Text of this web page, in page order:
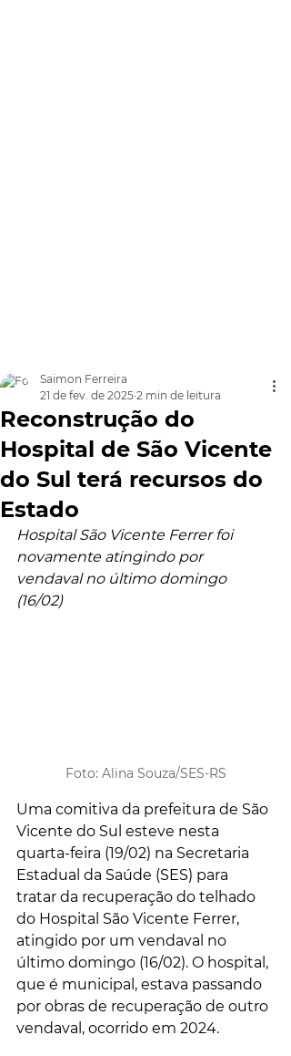
Reconstrução do
Hospital de São Vicente
do Sul terá recursos do
Estado
Saimon Ferreira
21 de fev. de 2025 2 min de leitura
Hospital São Vicente Ferrer foi
novamente atingindo por
vendaval no último domingo
(16/02)
Foto: Alina Souza/SES-RS
Uma comitiva da prefeitura de São
Vicente do Sul esteve nesta
quarta-feira (19/02) na Secretaria
Estadual da Saúde (SES) para
tratar da recuperação do telhado
do Hospital São Vicente Ferrer,
atingido por um vendaval no
último domingo (16/02). O hospital,
que é municipal, estava passando
por obras de recuperação de outro
vendaval, ocorrido em 2024.